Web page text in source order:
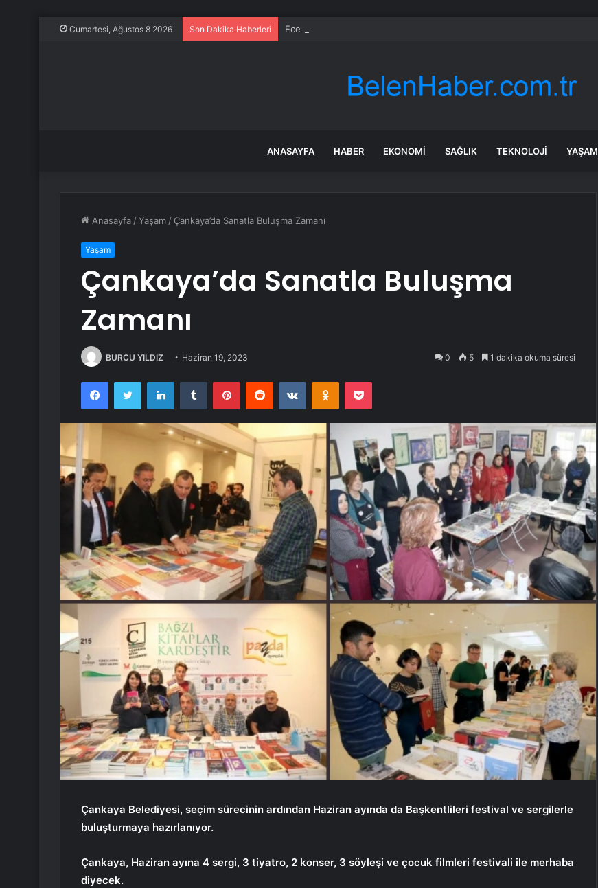
Cumartesi, Ağustos 8 2026 Son Dakika Haberleri Ece Erken’den ‘yasak aşk’ açıklaması: Hukuki yollara başvuruyor
ANASAYFA HABER EKONOMI SAĞLIK TEKNOLOJI YAŞAM
Anasayfa /Yaşam / Çankaya’da Sanatla Buluşma Zamanı
Yaşam
Çankaya’da Sanatla Buluşma
Zamanı
BURCU YILDIZ Haziran 19, 2023 0 5 1 dakika okuma süresi
FacebookTwitter LinkedInTumblr PinterestReddit VKontakteOdnoklassniki
Pocket
Çankaya Belediyesi, seçim sürecinin ardından Haziran ayında da Başkentlileri festival ve sergilerle
buluşturmaya hazırlanıyor.
Çankaya, Haziran ayına 4 sergi, 3 tiyatro, 2 konser, 3 söyleşi ve çocuk filmleri festivali ile merhaba
diyecek.